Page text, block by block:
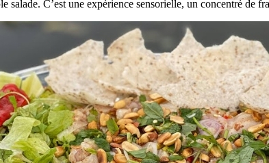
salade. C’est une expérience sensorielle, un concentré de